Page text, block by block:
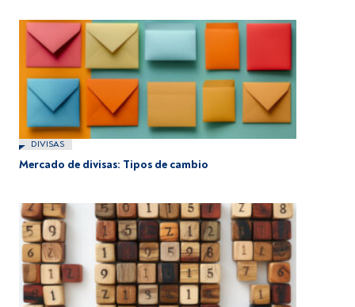
DIVISAS
Mercado de divisas: Tipos de cambio